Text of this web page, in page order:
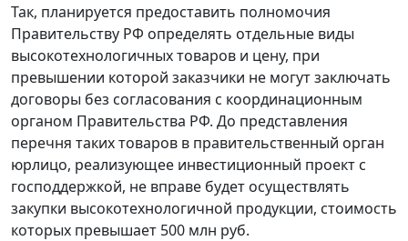
Так, планируется предоставить полномочия
Правительству РФ определять отдельные виды
высокотехнологичных товаров и цену, при
превышении которой заказчики не могут заключать
договоры без согласования с координационным
органом Правительства РФ. До представления
перечня таких товаров в правительственный орган
юрлицо, реализующее инвестиционный проект с
господдержкой, не вправе будет осуществлять
закупки высокотехнологичной продукции, стоимость
которых превышает 500 млн руб.